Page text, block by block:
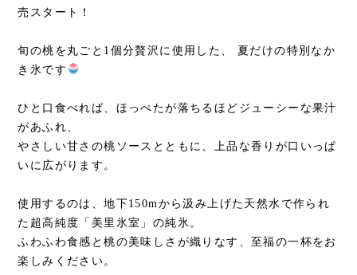
売スタート！
旬の桃を丸ごと1個分贅沢に使用した、 夏だけの特別なか
き氷です
ひと口食べれば、ほっぺたが落ちるほどジューシーな果汁
があふれ、
やさしい甘さの桃ソースとともに、上品な香りが口いっぱ
いに広がります。
使用するのは、地下150mから汲み上げた天然水で作られ
た超高純度「美里氷室」の純氷。
ふわふわ食感と桃の美味しさが織りなす、至福の一杯をお
楽しみください。